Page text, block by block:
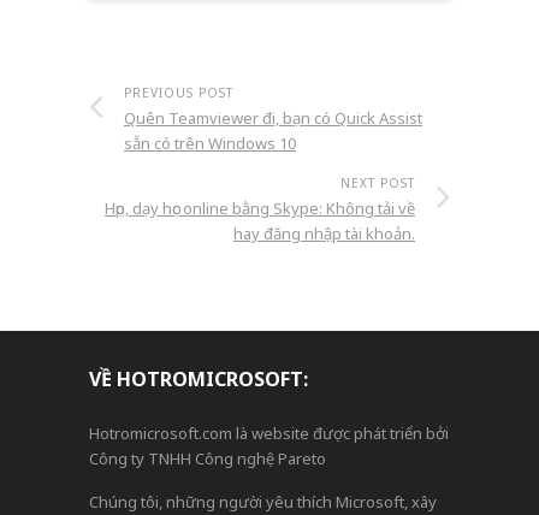
PREVIOUS POST
Quên Teamviewer đi, bạn có Quick Assist
sẵn có trên Windows 10
NEXT POST
Họp, dạy học online bằng Skype: Không tải về
hay đăng nhập tài khoản.
VỀ HOTROMICROSOFT:
Hotromicrosoft.com là website được phát triển bởi
Công ty TNHH Công nghệ Pareto
Chúng tôi, những người yêu thích Microsoft, xây